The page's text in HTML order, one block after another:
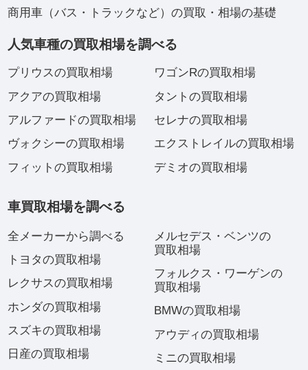
商用車（バス・トラックなど）の買取・相場の基礎
人気車種の買取相場を調べる
プリウスの買取相場
アクアの買取相場
アルファードの買取相場
ヴォクシーの買取相場
フィットの買取相場
ワゴンRの買取相場
タントの買取相場
セレナの買取相場
エクストレイルの買取相場
デミオの買取相場
車買取相場を調べる
全メーカーから調べる
トヨタの買取相場
レクサスの買取相場
ホンダの買取相場
スズキの買取相場
日産の買取相場
メルセデス・ベンツの
買取相場
フォルクス・ワーゲンの
買取相場
BMWの買取相場
アウディの買取相場
ミニの買取相場